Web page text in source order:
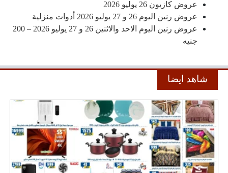
عروض كازيون 26 يوليو 2026
عروض رنين اليوم 26 و 27 يوليو 2026 أدوات منزلية
عروض رنين اليوم الاحد والاثنين 26 و 27 يوليو 2026 – 200
جنيه
شاهد ايضا